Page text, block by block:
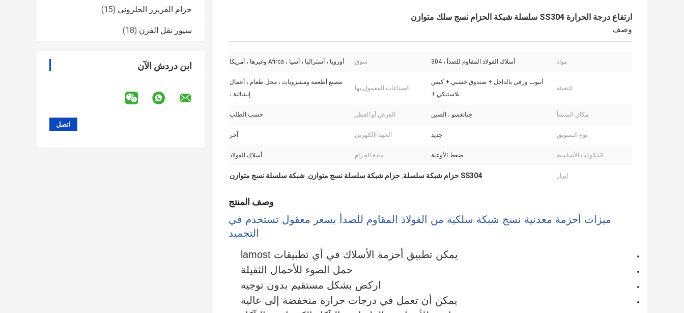
حزام الفريزر الحلزوني (15)
سيور نقل الفرن (18)
ابن دردش الآن
ارتفاع درجة الحرارة SS304 سلسلة شبكة الحزام نسج سلك متوازن
وصف
مواد: أسلاك الفولاذ المقاوم للصدأ ، 304 سوق: أوروبا ، أستراليا ، آسيا ، Afirca وغيرها ، أمريكا
التعبئة:
أنبوب ورقي بالداخل + صندوق خشبي + كيس
بلاستيكي +
الصناعات المعمول بها:
مصنع أطعمة ومشروبات ، محل طعام ، أعمال
إنشائية ،
مكان المنشأ: جيانغسو ، الصين العرض أو القطر: حسب الطلب
نوع التسويق: جديد الجهد االكهربى: آخر
المكونات الأساسية: ضغط الأوعية مادة الحزام: أسلاك الفولاذ
إبراز: SS304 حزام شبكة سلسلة , حزام شبكة سلسلة نسج متوازن, شبكة سلسلة نسج متوازن
وصف المنتج
ميزات أحزمة معدنية نسج شبكة سلكية من الفولاذ المقاوم للصدأ بسعر معقول تستخدم في
التجميد
يمكن تطبيق أحزمة الأسلاك في أي تطبيقات lamost
حمل الضوء للأحمال الثقيلة
اركض بشكل مستقيم بدون توجيه
يمكن أن تعمل في درجات حرارة منخفضة إلى عالية